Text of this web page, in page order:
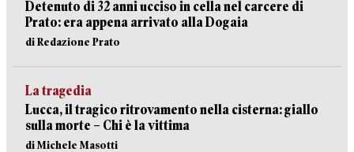
Detenuto di 32 anni ucciso in cella nel carcere di
Prato: era appena arrivato alla Dogaia
di Redazione Prato
La tragedia
Lucca, il tragico ritrovamento nella cisterna: giallo
sulla morte – Chi è la vittima
di Michele Masotti